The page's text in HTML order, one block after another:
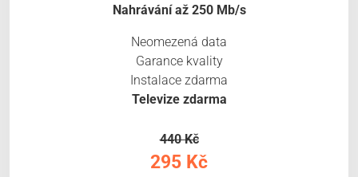
Nahrávání až 250 Mb/s
Neomezená data
Garance kvality
Instalace zdarma
Televize zdarma
440 Kč
295 Kč